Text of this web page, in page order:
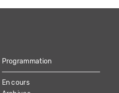
Programmation
En cours